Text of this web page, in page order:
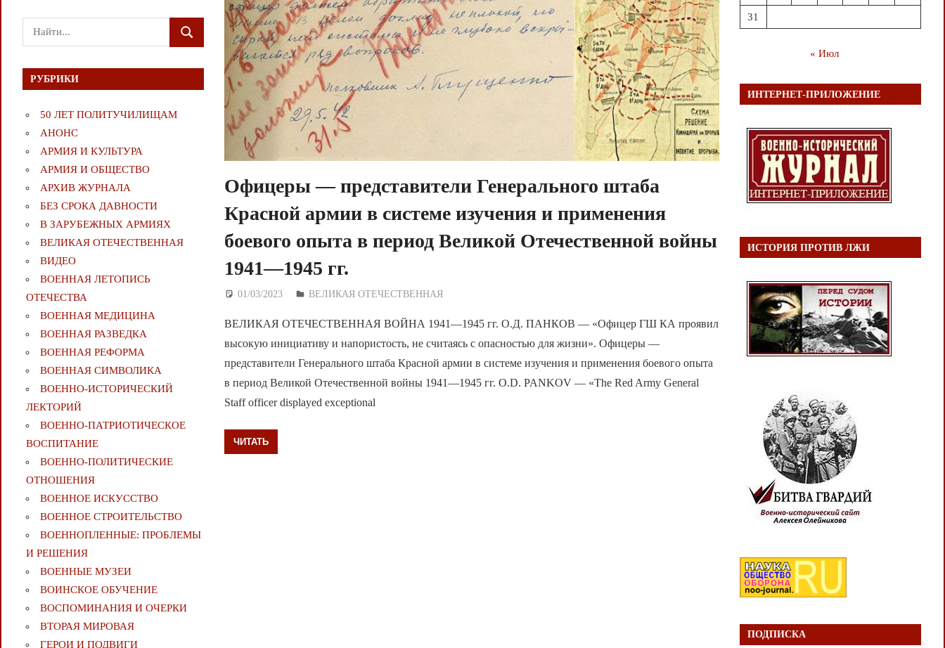
Офицеры — представители Генерального штаба
Красной армии в системе изучения и применения
боевого опыта в период Великой Отечественной войны
1941—1945 гг.
01/03/2023 Дежурный по Редакции
ВЕЛИКАЯ ОТЕЧЕСТВЕННАЯ
ВЕЛИКАЯ ОТЕЧЕСТВЕННАЯ ВОЙНА 1941—1945 гг. О.Д. ПАНКОВ — «Офицер ГШ КА проявил
высокую инициативу и напористость, не считаясь с опасностью для жизни». Офицеры —
представители Генерального штаба Красной армии в системе изучения и применения боевого опыта
в период Великой Отечественной войны 1941—1945 гг. O.D. PANKOV — «The Red Army General
Staff officer displayed exceptional
ЧИТАТЬ
Поиск
для:
ПОИСК
РУБРИКИ
50 ЛЕТ ПОЛИТУЧИЛИЩАМ
АНОНС
АРМИЯ И КУЛЬТУРА
АРМИЯ И ОБЩЕСТВО
АРХИВ ЖУРНАЛА
БЕЗ СРОКА ДАВНОСТИ
В ЗАРУБЕЖНЫХ АРМИЯХ
ВЕЛИКАЯ ОТЕЧЕСТВЕННАЯ
ВИДЕО
ВОЕННАЯ ЛЕТОПИСЬ
ОТЕЧЕСТВА
ВОЕННАЯ МЕДИЦИНА
ВОЕННАЯ РАЗВЕДКА
ВОЕННАЯ РЕФОРМА
ВОЕННАЯ СИМВОЛИКА
ВОЕННО-ИСТОРИЧЕСКИЙ
ЛЕКТОРИЙ
ВОЕННО-ПАТРИОТИЧЕСКОЕ
ВОСПИТАНИЕ
ВОЕННО-ПОЛИТИЧЕСКИE
ОТНОШЕНИЯ
ВОЕННОЕ ИСКУССТВО
ВОЕННОЕ СТРОИТЕЛЬСТВО
ВОЕННОПЛЕННЫЕ: ПРОБЛЕМЫ
И РЕШЕНИЯ
ВОЕННЫЕ МУЗЕИ
ВОИНСКОЕ ОБУЧЕНИЕ
ВОСПОМИНАНИЯ И ОЧЕРКИ
ВТОРАЯ МИРОВАЯ
ГЕРОИ И ПОДВИГИ
31
« Июл
ИНТЕРНЕТ-ПРИЛОЖЕНИЕ
ИСТОРИЯ ПРОТИВ ЛЖИ
ПОДПИСКА